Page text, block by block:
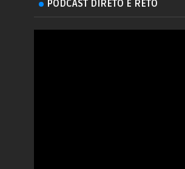
PODCAST DIRETO E RETO